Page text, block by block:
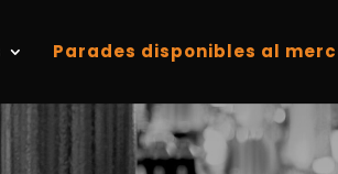
Parades disponibles al